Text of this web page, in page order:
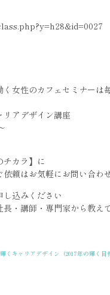
女性のカフェセミナーは
アデザイン講座
カラ】に
頼はお気軽にお問い合わ
込みください
・講師・専門家から教え